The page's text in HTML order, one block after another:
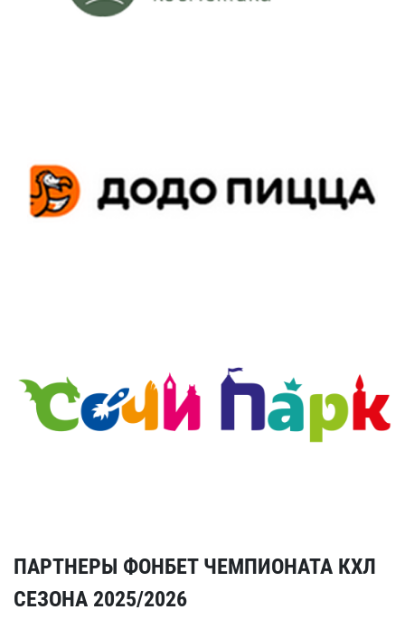
ПАРТНЕРЫ ФОНБЕТ ЧЕМПИОНАТА КХЛ
СЕЗОНА 2025/2026